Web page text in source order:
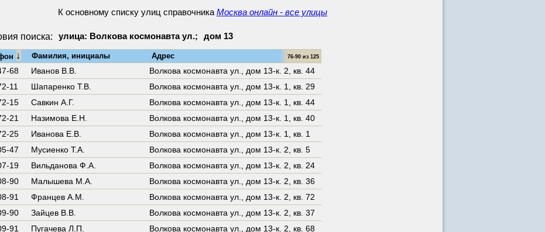
К основному списку улиц справочника Москва онлайн - все улицы
поиска: улица: Волкова космонавта ул.; дом 13
↓ Фамилия, инициалы Адрес 76-90 из 125
68 Иванов В.В. Волкова космонавта ул., дом 13-к. 2
кв. 44
11
Шапаренко Т.В. Волкова космонавта ул., дом 13-к. 1
кв. 29
15
Савкин А.Г. Волкова космонавта ул., дом 13-к. 1
кв. 44
21
Назимова Е.Н. Волкова космонавта ул., дом 13-к. 1
кв. 40
25
Иванова Е.В. Волкова космонавта ул., дом 13-к. 1
кв. 1
47
Мусиенко Т.А. Волкова космонавта ул., дом 13-к. 2
кв. 5
19
Вильданова Ф.А. Волкова космонавта ул., дом 13-к. 2
кв. 24
90
Малышева М.А. Волкова космонавта ул., дом 13-к. 2
кв. 36
91
Францев А.М. Волкова космонавта ул., дом 13-к. 2
кв. 72
90
Зайцев В.В. Волкова космонавта ул., дом 13-к. 2
кв. 37
91
Пугачева Л.П. Волкова космонавта ул., дом 13-к. 2
кв. 68